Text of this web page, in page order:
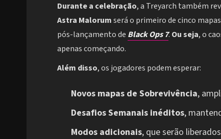
Durante a celebração, a Treyarch também
Astra Malorumserá o primeiro de cinco
pós-lançamento de Black Ops 7.Ou seja, o
apenas começando.
Além disso, os jogadores podem esperar:
Novos mapas de Sobrevivência,
Desafios Semanais inéditos,
Modos adicionais, que serão liberados